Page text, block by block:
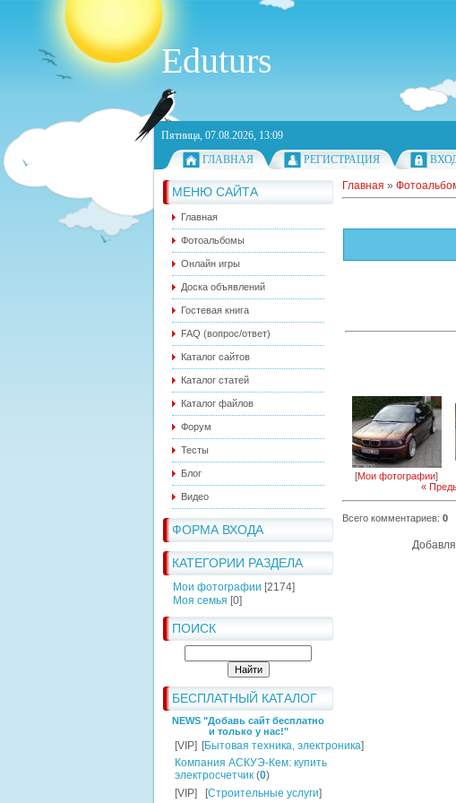
Eduturs
Пятница, 07.08.2026, 13:09
ГЛАВНАЯ
РЕГИСТРАЦИЯ
МЕНЮ САЙТА
Главная
Фотоальбомы
Онлайн игры
Доска объявлений
Гостевая книга
FAQ (вопрос/ответ)
Каталог сайтов
Каталог статей
Каталог файлов
Форум
Тесты
Блог
Видео
ФОРМА ВХОДА
КАТЕГОРИИ РАЗДЕЛА
Мои фотографии [2174]
Моя семья [0]
ПОИСК
БЕСПЛАТНЫЙ КАТАЛОГ
NEWS "Добавь сайт бесплатно
и только у нас!"
[VIP] [Бытовая техника, электроника]
Компания АСКУЭ-Кем: купить
электросчетчик (0)
[VIP]
[Строительные услуги]
Главная »
[Мои фотографии]
«
Всего комментариев: 0